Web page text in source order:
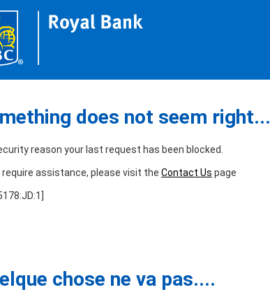
does not seem right...
reason your last request has been blocked.
require assistance, please visit the Contact Us page
chose ne va pas....